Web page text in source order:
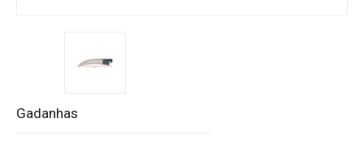
Gadanhas